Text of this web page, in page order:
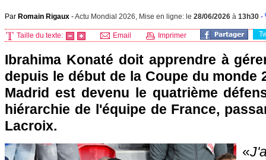
Par Romain Rigaux -Actu Mondial 2026, Mise en ligne: le 28/06/2026 à 13h30 -
Taille du texte: Email Imprimer
Ibrahima Konaté doit apprendre à
depuis le début de la Coupe du monde
Madrid est devenu le quatrième
hiérarchie de l'équipe de France,
Lacroix.
«